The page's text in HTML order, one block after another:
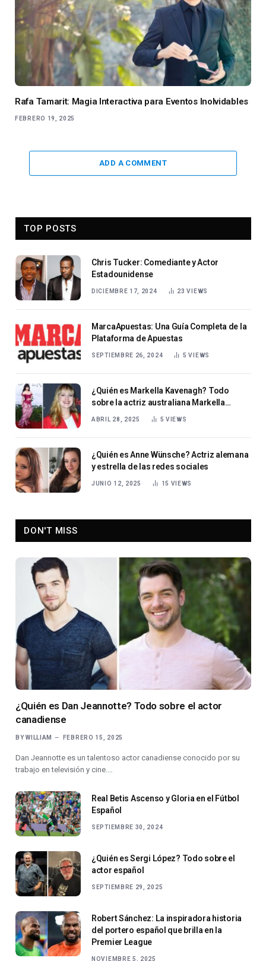
Rafa Tamarit: Magia Interactiva para Eventos Inolvidables
FEBRERO 19, 2025
ADD A COMMENT
TOP POSTS
Chris Tucker: Comediante y Actor
Estadounidense
DICIEMBRE 17, 2024 23VIEWS
MarcaApuestas: Una Guía Completa de la
Plataforma de Apuestas
SEPTIEMBRE 26, 2024 5VIEWS
¿Quién es Markella Kavenagh? Todo
sobre la actriz australiana Markella
ABRIL 28, 2025 5 VIEWS
¿Quién es Anne Wünsche? Actriz alemana
y estrella de las redes sociales
JUNIO 12, 2025 15 VIEWS
DON'T MISS
¿Quién es Dan Jeannotte? Todo sobre el actor
canadiense
BY WILLIAM FEBRERO 15, 2025
Dan Jeannotte es un talentoso actor canadiense conocido por su
trabajo en televisión y cine.…
Real Betis Ascenso y Gloria en el Fútbol
Español
SEPTIEMBRE 30, 2024
¿Quién es Sergi López? Todo sobre el
actor español
SEPTIEMBRE 29, 2025
Robert Sánchez: La inspiradora historia
del portero español que brilla en la
Premier League
NOVIEMBRE 5, 2025